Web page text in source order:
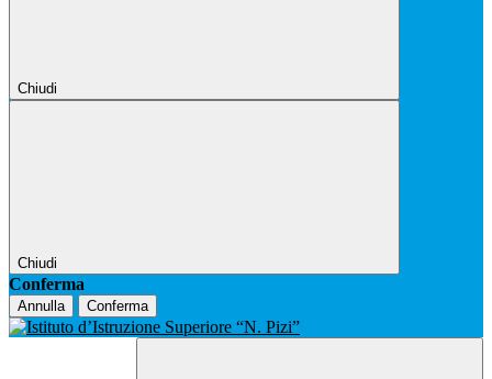
Chiudi
Chiudi
Conferma
Annulla Conferma